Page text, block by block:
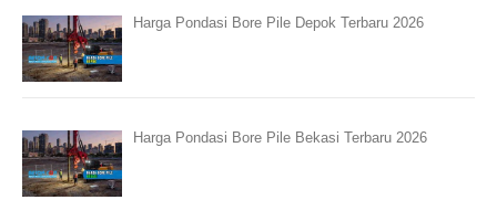
Harga Pondasi Bore Pile Depok Terbaru 2026
Harga Pondasi Bore Pile Bekasi Terbaru 2026